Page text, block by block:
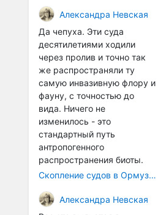
Александра Невская
Да чепуха. Эти суда
десятилетиями ходили
через пролив и точно так
же распространяли ту
самую инвазивную флору и
фауну, с точностью до
вида. Ничего не
изменилось - это
стандартный путь
антропогенного
распространения биоты.
Скопление судов в Ормузском проливе грозит катастрофическим распространением инвазивных видов
Александра Невская